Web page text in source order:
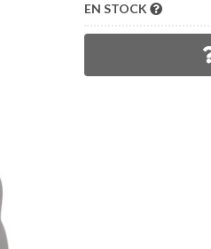
EN STOCK